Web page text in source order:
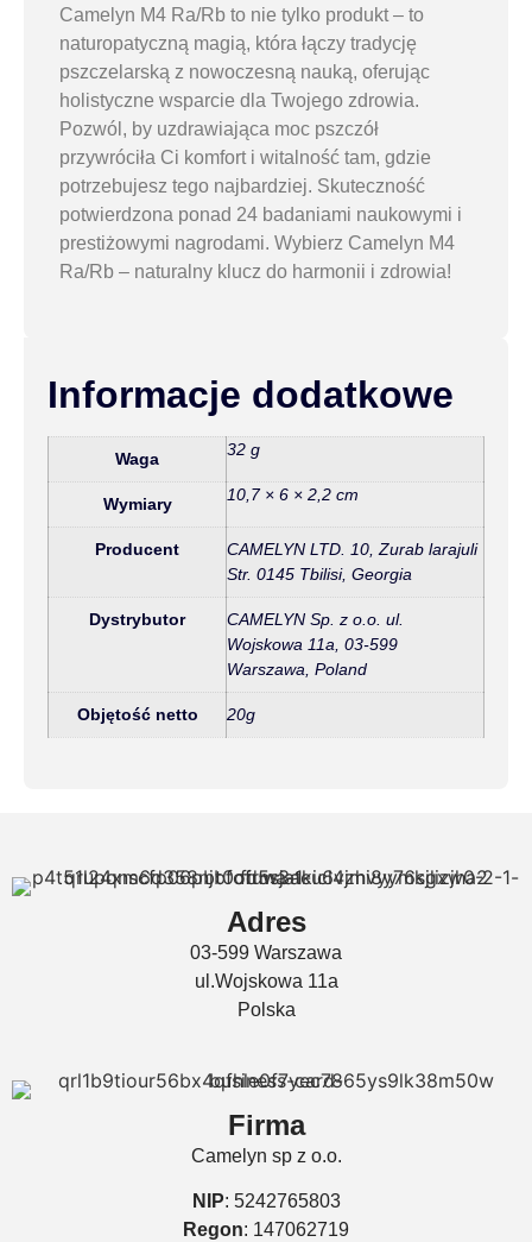
Camelyn M4 Ra/Rb to nie tylko produkt – to
naturopatyczną magią, która łączy tradycję
pszczelarską z nowoczesną nauką, oferując
holistyczne wsparcie dla Twojego zdrowia.
Pozwól, by uzdrawiająca moc pszczół
przywróciła Ci komfort i witalność tam, gdzie
potrzebujesz tego najbardziej. Skuteczność
potwierdzona ponad 24 badaniami naukowymi i
prestiżowymi nagrodami. Wybierz Camelyn M4
Ra/Rb – naturalny klucz do harmonii i zdrowia!
Informacje dodatkowe
Waga 32 g
Wymiary 10,7 × 6 × 2,2 cm
Producent
CAMELYN LTD. 10, Zurab larajuli
Str. 0145 Tbilisi, Georgia
Dystrybutor
CAMELYN Sp. z o.o. ul.
Wojskowa 11a, 03-599
Warszawa, Poland
Objętość netto 20g
Adres
03-599 Warszawa
ul.Wojskowa 11a
Polska
Firma
Camelyn sp z o.o.
NIP: 5242765803
Regon: 147062719